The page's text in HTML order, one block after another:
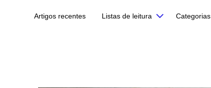
Artigos recentes Listas de leitura Categorias